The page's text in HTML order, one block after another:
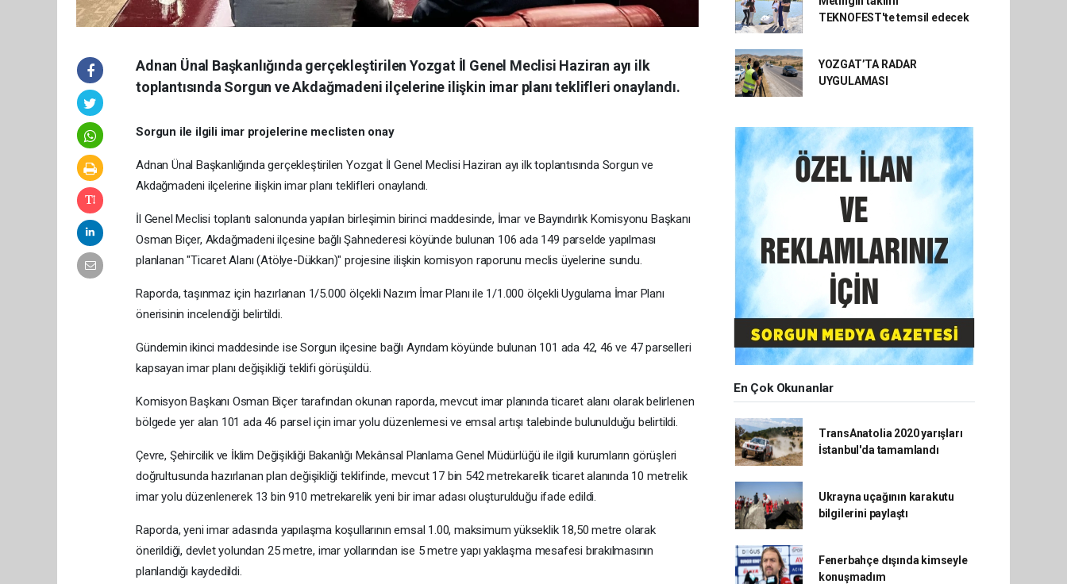
Adnan Ünal Başkanlığında gerçekleştirilen Yozgat İl Genel Meclisi Haziran ayı ilk
toplantısında Sorgun ve Akdağmadeni ilçelerine ilişkin imar planı teklifleri onaylandı.
Sorgun ile ilgili imar projelerine meclisten onay
Adnan Ünal Başkanlığında gerçekleştirilen Yozgat İl Genel Meclisi Haziran ayı ilk toplantısında Sorgun ve
Akdağmadeni ilçelerine ilişkin imar planı teklifleri onaylandı.
İl Genel Meclisi toplantı salonunda yapılan birleşimin birinci maddesinde, İmar ve Bayındırlık Komisyonu Başkanı
Osman Biçer, Akdağmadeni ilçesine bağlı Şahnederesi köyünde bulunan 106 ada 149 parselde yapılması
planlanan "Ticaret Alanı (Atölye-Dükkan)" projesine ilişkin komisyon raporunu meclis üyelerine sundu.
Raporda, taşınmaz için hazırlanan 1/5.000 ölçekli Nazım İmar Planı ile 1/1.000 ölçekli Uygulama İmar Planı
önerisinin incelendiği belirtildi.
Gündemin ikinci maddesinde ise Sorgun ilçesine bağlı Ayrıdam köyünde bulunan 101 ada 42, 46 ve 47 parselleri
kapsayan imar planı değişikliği teklifi görüşüldü.
Komisyon Başkanı Osman Biçer tarafından okunan raporda, mevcut imar planında ticaret alanı olarak belirlenen
bölgede yer alan 101 ada 46 parsel için imar yolu düzenlemesi ve emsal artışı talebinde bulunulduğu belirtildi.
Çevre, Şehircilik ve İklim Değişikliği Bakanlığı Mekânsal Planlama Genel Müdürlüğü ile ilgili kurumların görüşleri
doğrultusunda hazırlanan plan değişikliği teklifinde, mevcut 17 bin 542 metrekarelik ticaret alanında 10 metrelik
imar yolu düzenlenerek 13 bin 910 metrekarelik yeni bir imar adası oluşturulduğu ifade edildi.
Raporda, yeni imar adasında yapılaşma koşullarının emsal 1.00, maksimum yükseklik 18,50 metre olarak
önerildiği, devlet yolundan 25 metre, imar yollarından ise 5 metre yapı yaklaşma mesafesi bırakılmasının
planlandığı kaydedildi.
TEKNOFEST'te temsil edecek
YOZGAT’TA RADAR
UYGULAMASI
En Çok Okunanlar
TransAnatolia 2020 yarışları
İstanbul'da tamamlandı
Ukrayna uçağının karakutu
bilgilerini paylaştı
Fenerbahçe dışında kimseyle
konuşmadım